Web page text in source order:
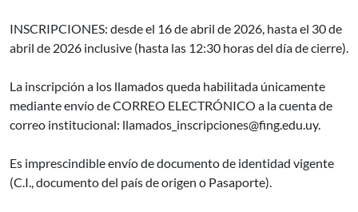
INSCRIPCIONES: desde el 16 de abril de 2026, hasta el 30 de
abril de 2026 inclusive (hasta las 12:30 horas del día de cierre).
La inscripción a los llamados queda habilitada únicamente
mediante envío de CORREO ELECTRÓNICO a la cuenta de
correo institucional: llamados_inscripciones@fing.edu.uy.
Es imprescindible envío de documento de identidad vigente
(C.I., documento del país de origen o Pasaporte).